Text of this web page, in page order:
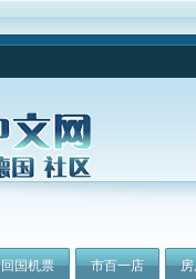
回国机票 市百一店